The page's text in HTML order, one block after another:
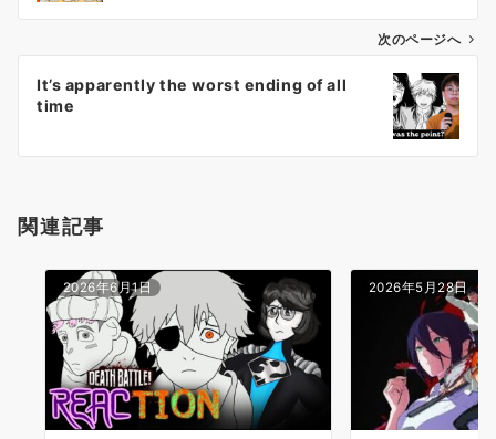
ン
次のページへ
It’s apparently the worst ending of all
time
関連記事
2026年6月1日 2026年5月28日